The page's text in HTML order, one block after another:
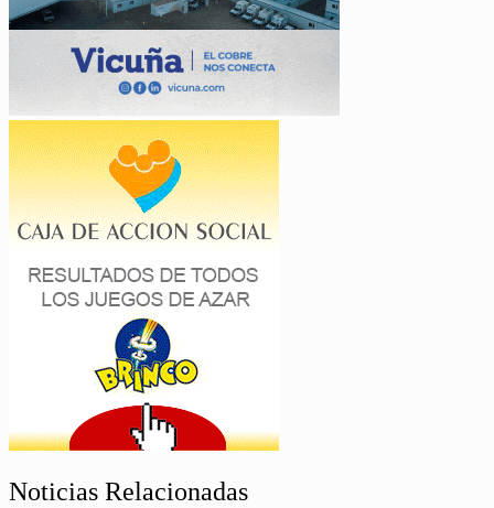
Noticias Relacionadas